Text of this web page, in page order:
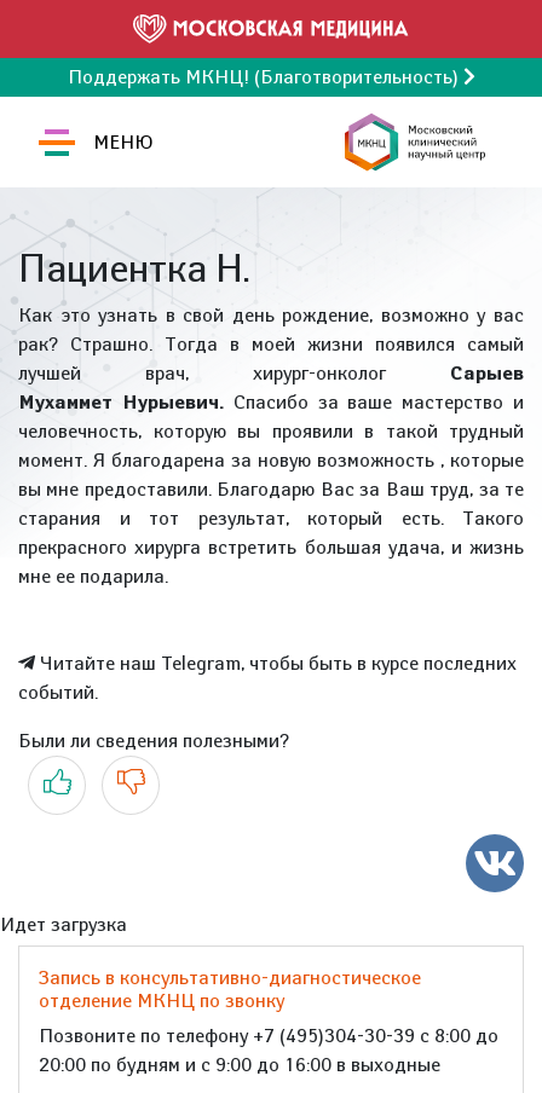
Поддержать МКНЦ! (Благотворительность)
МЕНЮ
Пациентка Н.
Как это узнать в свой день рождение, возможно у вас
рак? Страшно. Тогда в моей жизни появился самый
лучшей врач, хирург-онколог Сарыев
Мухаммет Нурыевич.Спасибо за ваше мастерство и
человечность, которую вы проявили в такой трудный
момент. Я благодарена за новую возможность , которые
вы мне предоставили. Благодарю Вас за Ваш труд, за те
старания и тот результат, который есть. Такого
прекрасного хирурга встретить большая удача, и жизнь
мне ее подарила.
Читайте наш Telegram, чтобы быть в курсе последних
событий.
Были ли сведения полезными?
Да Нет
Идет загрузка
Запись в консультативно-диагностическое
отделение МКНЦ по звонку
Позвоните по телефону +7 (495)304-30-39 с 8:00 до
20:00 по будням и с 9:00 до 16:00 в выходные